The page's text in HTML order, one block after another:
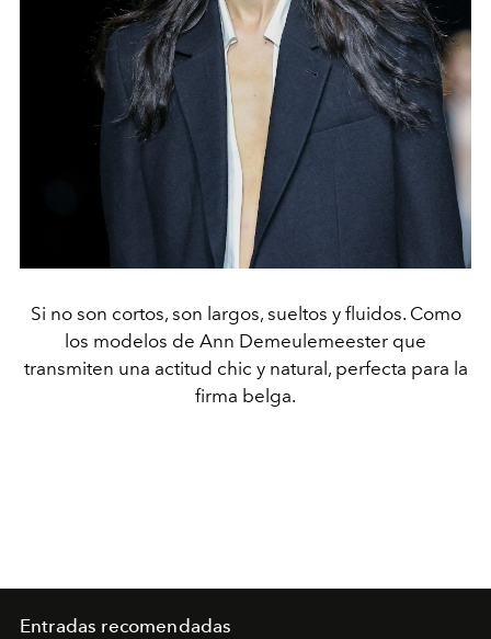
Si no son cortos, son largos, sueltos y fluidos. Como
los modelos de Ann Demeulemeester que
transmiten una actitud chic y natural, perfecta para la
firma belga.
Entradas recomendadas